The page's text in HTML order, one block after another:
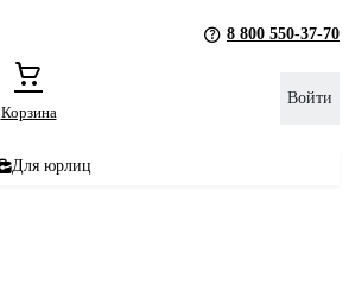
8 800 550-37-70
Корзина
Войти
Для юрлиц